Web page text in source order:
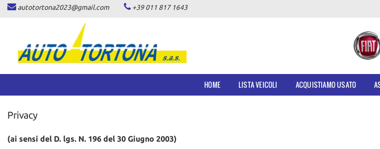
HOME
LISTA VEICOLI
autotortona2023@gmail.com +39 011 817 1643
HOME LISTA VEICOLI ACQUISTIAMO USATO
Privacy
(ai sensi del D. lgs. N. 196 del 30 Giugno 2003)
consenso
Il
pannello
consente
esprimere
le